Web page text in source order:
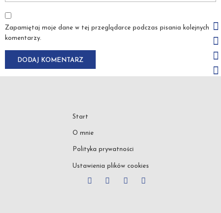
Zapamiętaj moje dane w tej przeglądarce podczas pisania kolejnych
komentarzy.
Start
O mnie
Polityka prywatności
Ustawienia plików cookies